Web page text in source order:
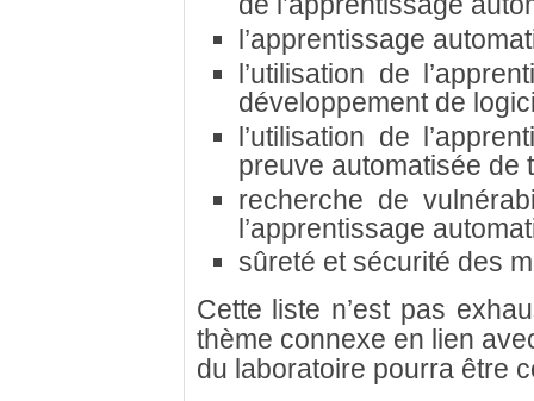
l’apprentissage
l’utilisation de
développement de
l’utilisation de
preuve automatisée de
recherche de
l’apprentissage
sûreté et sécurité des
Cette liste n’est pas
thème connexe en lien
du laboratoire pourra être